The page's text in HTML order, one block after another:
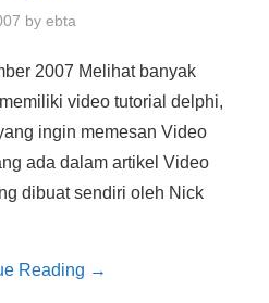
byebta
2007 Melihat banyak
video tutorial delphi,
ingin memesan Video
ada dalam artikel Video
dibuat sendiri oleh Nick
Reading →